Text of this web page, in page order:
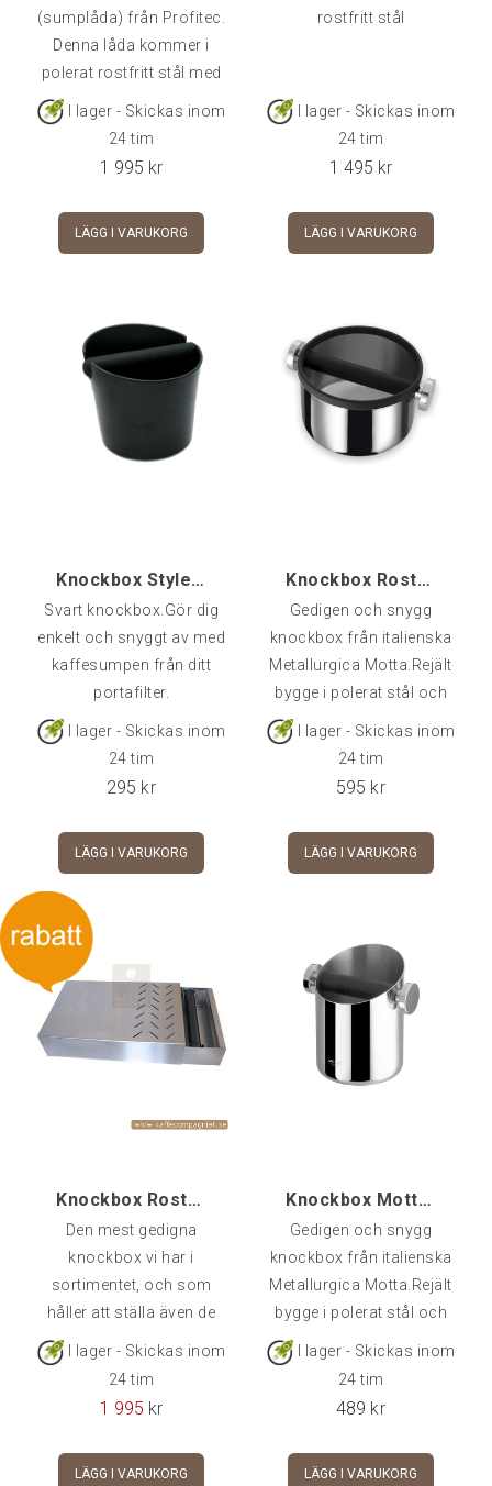
(sumplåda) från Profitec.
Denna låda kommer i
polerat rostfritt stål med
Profitecs logotyp diskret
baksidan.Mått: 170 x 270
x 85 mm ( B x D x H)
I lager - Skickas inom
24 tim
1 995 kr
LÄGG I VARUKORG
rostfritt stål
I lager - Skickas inom
24 tim
1 495 kr
LÄGG I VARUKORG
Knockbox Style, Svart
Svart knockbox.Gör dig
enkelt och snyggt av med
kaffesumpen från ditt
portafilter.
I lager - Skickas inom
24 tim
295 kr
LÄGG I VARUKORG
Knockbox Rostfri, Motta [17x10]
Gedigen och snygg
knockbox från italienska
Metallurgica Motta.Rejält
bygge i polerat stål och
vadderad undertill så att
lite mer vältilltagen
espressohörna i köket
I lager - Skickas inom
24 tim
595 kr
LÄGG I VARUKORG
Knockbox Rostfri Professional
Den mest gedigna
knockbox vi har i
sortimentet, och som
håller att ställa även de
tyngsta kvarnar på.Vi
använder denna i vår
I lager - Skickas inom
24 tim
1 995 kr
LÄGG I VARUKORG
Knockbox Motta Rostfri, Small
Gedigen och snygg
knockbox från italienska
Metallurgica Motta.Rejält
bygge i polerat stål och
vadderad undertill så att
lite bättre plats i mindre
kök
I lager - Skickas inom
24 tim
489 kr
LÄGG I VARUKORG